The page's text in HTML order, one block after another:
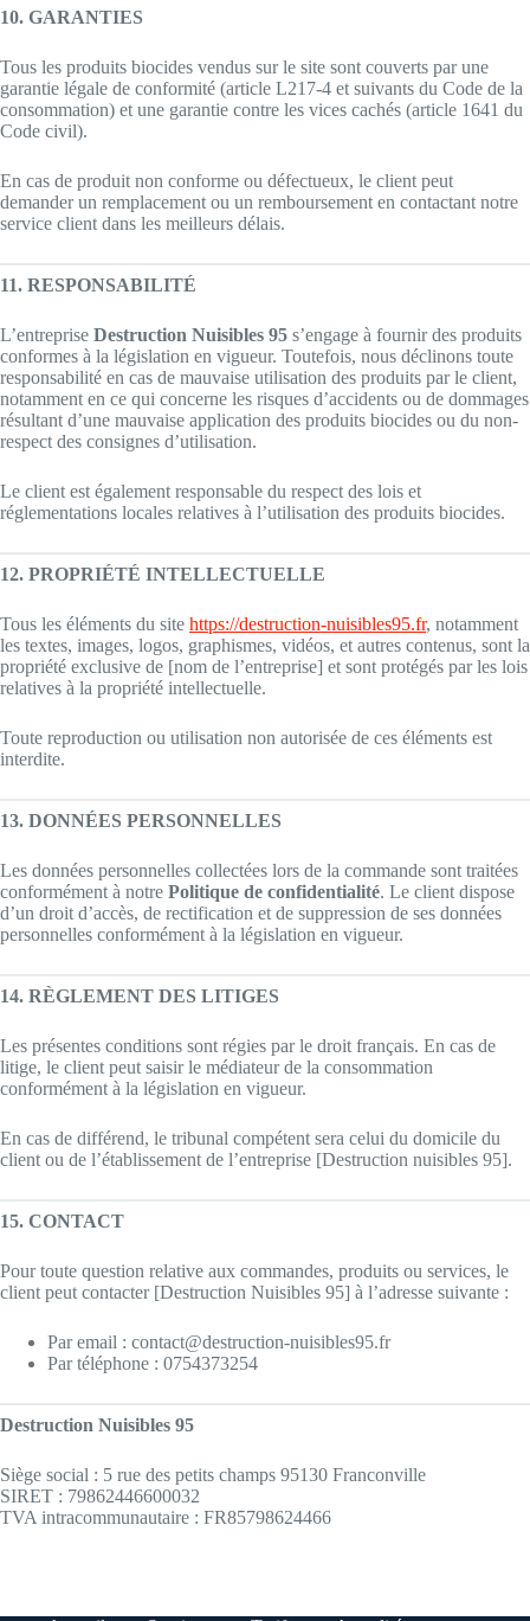
10. GARANTIES
Tous les produits biocides vendus sur le site sont couverts par une
garantie légale de conformité (article L217-4 et suivants du Code de la
consommation) et une garantie contre les vices cachés (article 1641 du
Code civil).
En cas de produit non conforme ou défectueux, le client peut
demander un remplacement ou un remboursement en contactant notre
service client dans les meilleurs délais.
11. RESPONSABILITÉ
L’entreprise Destruction Nuisibles 95 s’engage à fournir des produits
conformes à la législation en vigueur. Toutefois, nous déclinons toute
responsabilité en cas de mauvaise utilisation des produits par le client,
notamment en ce qui concerne les risques d’accidents ou de dommages
résultant d’une mauvaise application des produits biocides ou du non-
respect des consignes d’utilisation.
Le client est également responsable du respect des lois et
réglementations locales relatives à l’utilisation des produits biocides.
12. PROPRIÉTÉ INTELLECTUELLE
Tous les éléments du site https://destruction-nuisibles95.fr, notamment
les textes, images, logos, graphismes, vidéos, et autres contenus, sont la
propriété exclusive de [nom de l’entreprise] et sont protégés par les lois
relatives à la propriété intellectuelle.
Toute reproduction ou utilisation non autorisée de ces éléments est
interdite.
13. DONNÉES PERSONNELLES
Les données personnelles collectées lors de la commande sont traitées
conformément à notre Politique de confidentialité. Le client dispose
d’un droit d’accès, de rectification et de suppression de ses données
personnelles conformément à la législation en vigueur.
14. RÈGLEMENT DES LITIGES
Les présentes conditions sont régies par le droit français. En cas de
litige, le client peut saisir le médiateur de la consommation
conformément à la législation en vigueur.
En cas de différend, le tribunal compétent sera celui du domicile du
client ou de l’établissement de l’entreprise [Destruction nuisibles 95].
15. CONTACT
Pour toute question relative aux commandes, produits ou services, le
client peut contacter [Destruction Nuisibles 95] à l’adresse suivante :
Par email : contact@destruction-nuisibles95.fr
Par téléphone : 0754373254
Destruction Nuisibles 95
Siège social : 5 rue des petits champs 95130 Franconville
SIRET : 79862446600032
TVA intracommunautaire : FR85798624466